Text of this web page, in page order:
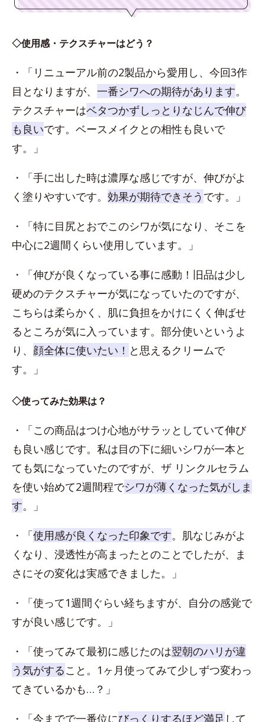
◇使用感・テクスチャーはどう？
・「リニューアル前の2製品から愛用し、今回3作
目となりますが、 一番シワへの期待があります。
テクスチャーはベタつかずしっとりなじんで伸び
も良いです。ベースメイクとの相性も良いで
す。」
・「手に出した時は濃厚な感じですが、伸びがよ
く塗りやすいです。 効果が期待できそう です。」
・「特に目尻とおでこのシワが気になり、そこを
中心に2週間くらい使用しています。」
・「伸びが良くなっている事に感動！旧品は少し
硬めのテクスチャーが気になっていたのですが、
こちらは柔らかく、肌に負担をかけにくく伸ばせ
るところが気に入っています。部分使いというよ
り、 顔全体に使いたい！ と思えるクリームで
す。」
◇使ってみた効果は？
・「この商品はつけ心地がサラッとしていて伸び
も良い感じです。私は目の下に細いシワが一本と
ても気になっていたのですが、ザ リンクルセラム
を使い始めて2週間程でシワが薄くなった気がしま
す。」
・「使用感が良くなった印象です。肌なじみがよ
くなり、浸透性が高まったとのことでしたが、ま
さにその変化は実感できました。」
・「使って1週間ぐらい経ちますが、自分の感覚で
すが良い感じです。」
・「使ってみて最初に感じたのは翌朝のハリが違
う気がすること。1ヶ月使ってみて少しずつ変わっ
てきているかも…？」
・「今までで一番位にびっくりするほど満足 して